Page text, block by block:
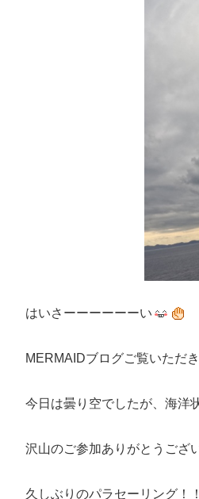
はいさーーーーーーい
MERMAIDブログご覧いただ
今日は曇り空でしたが、海洋
沢山のご参加ありがとうござ
久しぶりのパラセーリング！